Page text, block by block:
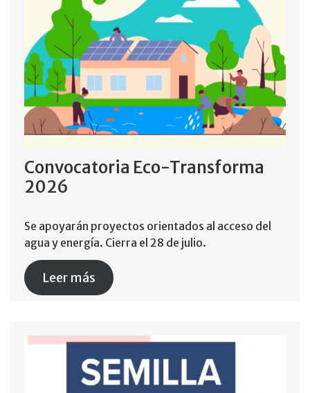
Convocatoria Eco-Transforma
2026
Se apoyarán proyectos orientados al acceso del
agua y energía. Cierra el 28 de julio.
Leer más